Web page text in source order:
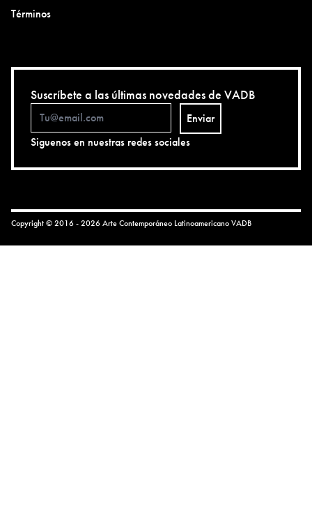
Términos
Suscríbete a las últimas novedades de VADB
Enviar
Siguenos en nuestras redes sociales
Copyright © 2016 - 2026 Arte Contemporáneo LatinoamericanoVADB